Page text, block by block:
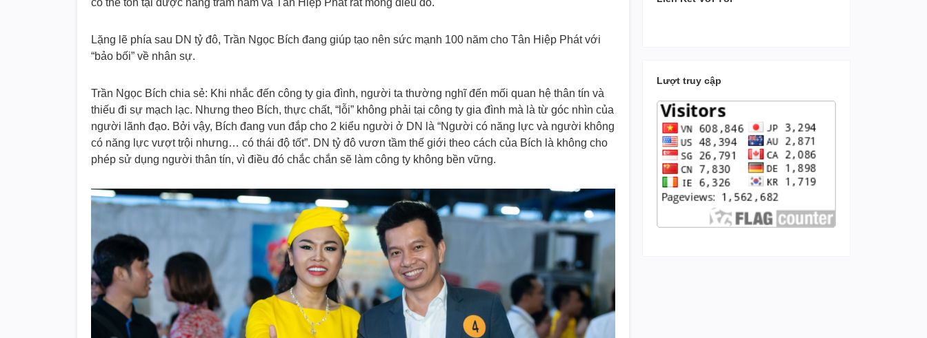
có thể tồn tại được hàng trăm năm và Tân Hiệp Phát rất mong điều đó.
Lặng lẽ phía sau DN tỷ đô, Trần Ngọc Bích đang giúp tạo nên sức mạnh 100 năm cho Tân Hiệp Phát với
“bảo bối” về nhân sự.
Trần Ngọc Bích chia sẻ: Khi nhắc đến công ty gia đình, người ta thường nghĩ đến mối quan hệ thân tín và
thiếu đi sự mạch lạc. Nhưng theo Bích, thực chất, “lỗi” không phải tại công ty gia đình mà là từ góc nhìn của
người lãnh đạo. Bởi vậy, Bích đang vun đắp cho 2 kiểu người ở DN là “Người có năng lực và người không
có năng lực vượt trội nhưng… có thái độ tốt”. DN tỷ đô vươn tầm thế giới theo cách của Bích là không cho
phép sử dụng người thân tín, vì điều đó chắc chắn sẽ làm công ty không bền vững.
Lượt truy cập